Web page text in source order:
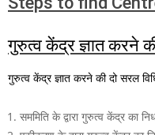
गुरुत्व केंद्र ज्ञात करने
गुरुत्व केंद्र ज्ञात करने की दो सरल
सममिति के द्वारा गुरुत्व केंद्र का